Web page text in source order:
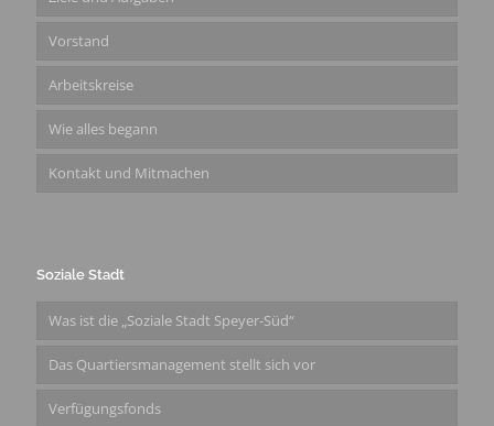
Vorstand
Arbeitskreise
Wie alles begann
Kontakt und Mitmachen
Soziale Stadt
Was ist die „Soziale Stadt Speyer-Süd“
Das Quartiersmanagement stellt sich vor
Verfügungsfonds